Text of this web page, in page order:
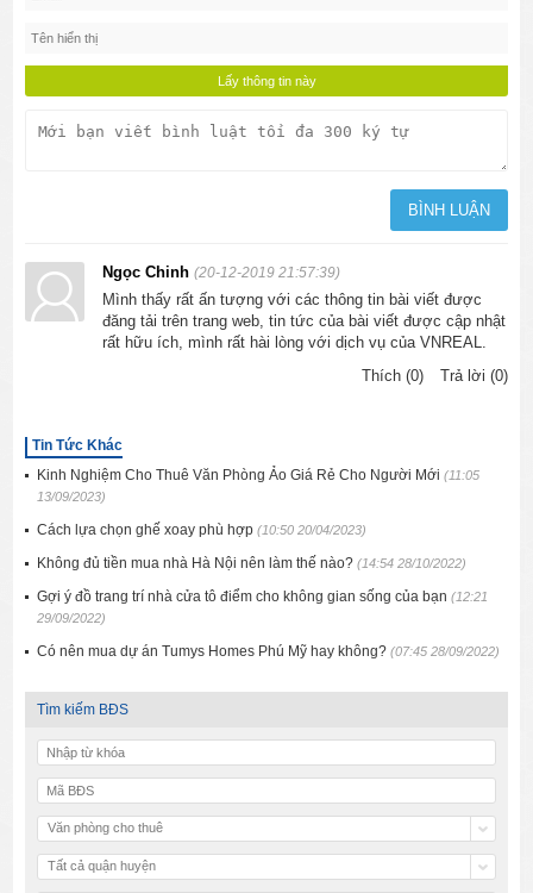
Ngọc Chinh(20-12-2019 21:57:39)
Mình thấy rất ấn tượng với các thông tin bài viết được
đăng tải trên trang web, tin tức của bài viết được cập nhật
rất hữu ích, mình rất hài lòng với dịch vụ của VNREAL.
Thích (0)
Trả lời (0)
Tin Tức Khác
Kinh Nghiệm Cho Thuê Văn Phòng Ảo Giá Rẻ Cho Người Mới(11:05
13/09/2023)
Cách lựa chọn ghế xoay phù hợp(10:50 20/04/2023)
Không đủ tiền mua nhà Hà Nội nên làm thế nào?(14:54 28/10/2022)
Gợi ý đồ trang trí nhà cửa tô điểm cho không gian sống của bạn(12:21
29/09/2022)
Có nên mua dự án Tumys Homes Phú Mỹ hay không?(07:45 28/09/2022)
Tìm kiếm BĐS
Văn phòng cho thuê
Tất cả quận huyện